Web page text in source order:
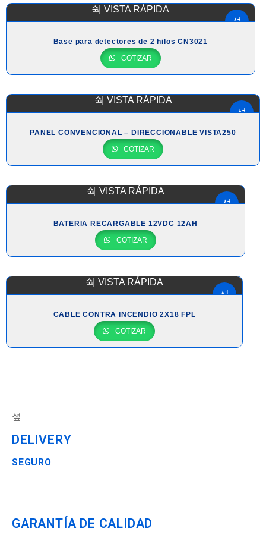
VISTA RÁPIDA
Base para detectores de 2 hilos CN3021
COTIZAR
VISTA RÁPIDA
PANEL CONVENCIONAL – DIRECCIONABLE VISTA250
COTIZAR
VISTA RÁPIDA
BATERIA RECARGABLE 12VDC 12AH
COTIZAR
VISTA RÁPIDA
CABLE CONTRA INCENDIO 2X18 FPL
COTIZAR
DELIVERY
SEGURO
GARANTÍA DE CALIDAD